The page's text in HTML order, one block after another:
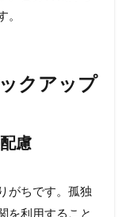
クアップ
慮
がちです。孤独
を利用すること